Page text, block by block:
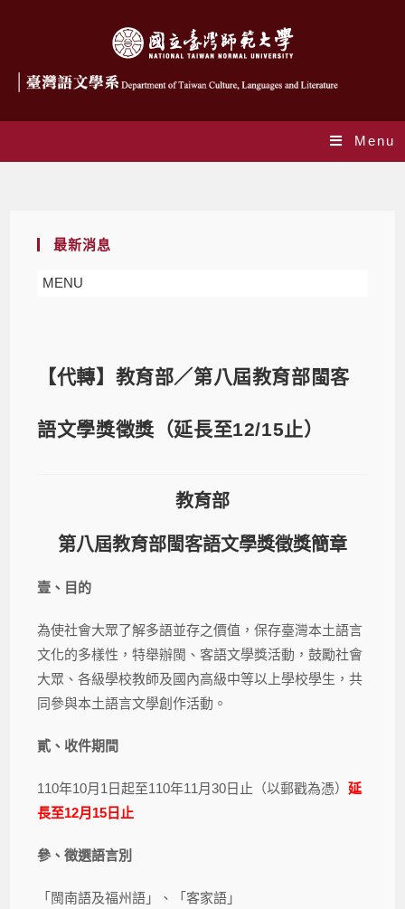
Menu
最新消息
MENU
【代轉】教育部／第八屆教育部閩客
語文學獎徵獎（延長至12/15止）
教育部
第八屆教育部閩客語文學獎徵獎簡章
壹、目的
為使社會大眾了解多語並存之價值，保存臺灣本土語言
文化的多樣性，特舉辦閩、客語文學獎活動，鼓勵社會
大眾、各級學校教師及國內高級中等以上學校學生，共
同參與本土語言文學創作活動。
貳、收件期間
110年10月1日起至110年11月30日止（以郵戳為憑）延
長至12月15日止
參、徵選語言別
「閩南語及福州語」、「客家語」